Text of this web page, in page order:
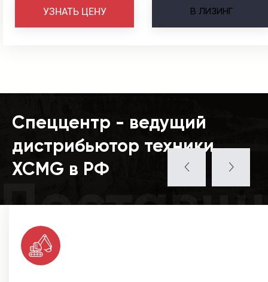
В ЛИЗИНГ
УЗНАТЬ ЦЕНУ
Спеццентр - ведущий
дистрибьютор техники
XCMG в РФ